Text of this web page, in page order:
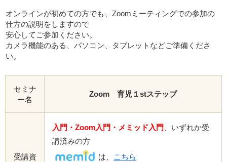
オンラインが初めての方でも、Zoomミーティングでの参加の
仕方の説明をしますので
安心してご参加ください。
カメラ機能のある、パソコン、タブレットなどご準備くださ
い。
セミナ
ー名
Zoom 育児１stステップ
受講資
入門・Zoom入門・ メミッド入門
、いずれか受
講済みの方
は、
こちら